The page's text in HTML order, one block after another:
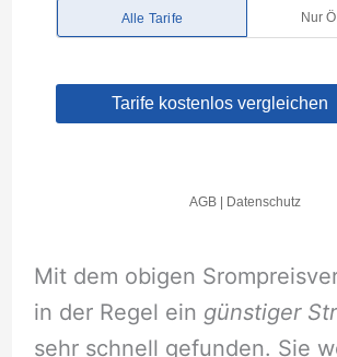
Mit dem obigen
in der Regel ein günstiger
sehr schnell gefunden. Sie